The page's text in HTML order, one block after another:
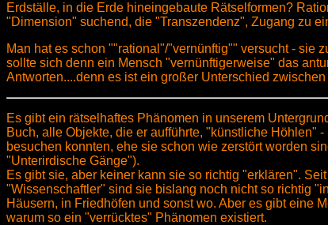
Erdställe, in die Erde hineingebaute Rätselformen?
"Dimension" suchend, die "Transzendenz", Zugang zu
Man hat es schon ""rational"/"vernünftig"" versucht - sie
sollte sich denn ein Mensch "vernünftigerweise" das
Antworten....denn es ist ein großer Unterschied
Es gibt ein rätselhaftes Phänomen in unserem
Buch, alle Objekte, die er aufführte, "künstliche Höhlen"
besuchen konnten, ehe sie schon wie zerstört worden
"Unterirdische Gänge").
Es gibt sie, aber keiner kann sie so richtig "erklären".
"Wissenschaftler" sind sie bislang noch nicht so richtig
Häusern, in Friedhöfen und sonst wo. Aber es gibt eine
warum so ein "verrücktes" Phänomen existiert.